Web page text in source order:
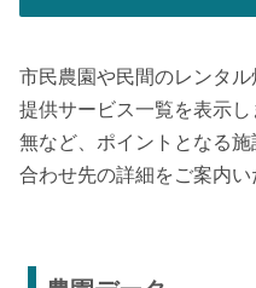
市民農園や民間のレンタ
提供サービス一覧を表示
無など、ポイントとなる
合わせ先の詳細をご案内い